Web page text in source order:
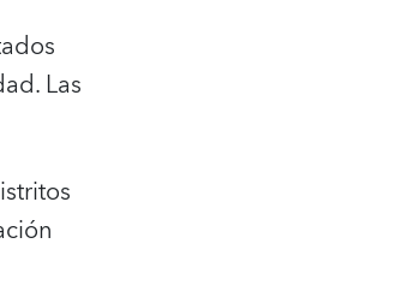
Las